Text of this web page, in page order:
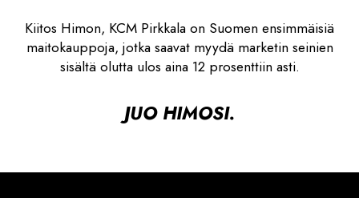
Kiitos Himon, KCM Pirkkala on Suomen ensimmäisiä
maitokauppoja, jotka saavat myydä marketin seinien
sisältä olutta ulos aina 12 prosenttiin asti.
JUO HIMOSI.